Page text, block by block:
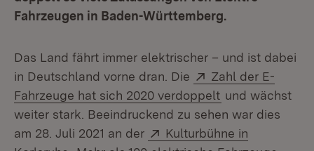
Fahrzeugen in Baden-Württemberg.
Das Land fährt immer elektrischer – und ist dabei
in Deutschland vorne dran. Die
Extern:
Zahl der E-
Fahrzeuge hat sich 2020 verdoppelt (Öffnet in
und wächst
weiter stark. Beeindruckend zu sehen war dies
am 28. Juli 2021 an der
Extern:
Kulturbühne in